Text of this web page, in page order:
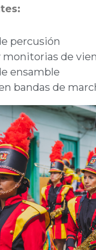
percusión
monitorias de
ensamble
bandas de